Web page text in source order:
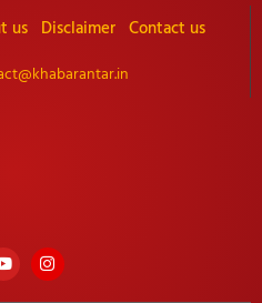
us Disclaimer Contact us